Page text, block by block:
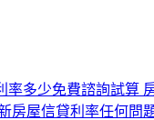
率多少免費諮詢試算
房屋信貸利率任何問